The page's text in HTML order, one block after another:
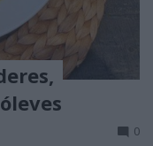
0